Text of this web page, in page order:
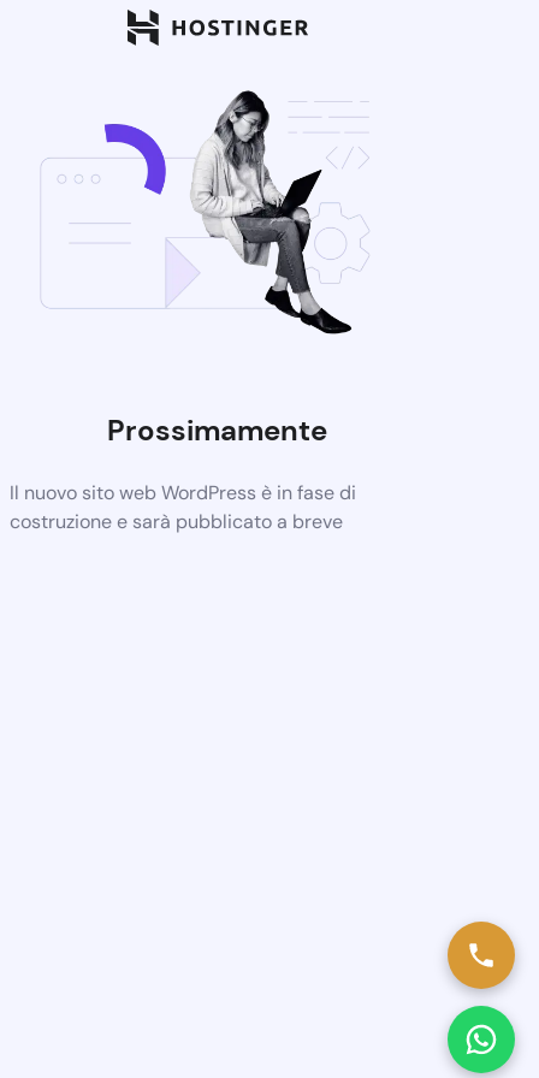
Prossimamente
Il nuovo sito web WordPress è in fase di
costruzione e sarà pubblicato a breve